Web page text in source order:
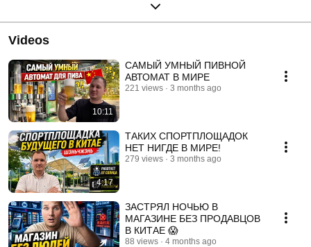
Videos
10:11
САМЫЙ УМНЫЙ ПИВНОЙ
АВТОМАТ В МИРЕ
221 views 3 months ago
4:17
ТАКИХ СПОРТПЛОЩАДОК
НЕТ НИГДЕ В МИРЕ!
279 views 3 months ago
ЗАСТРЯЛ НОЧЬЮ В
МАГАЗИНЕ БЕЗ ПРОДАВЦОВ
В КИТАЕ 😱
88 views 4 months ago